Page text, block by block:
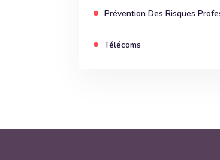
Prévention Des Risques
Télécoms